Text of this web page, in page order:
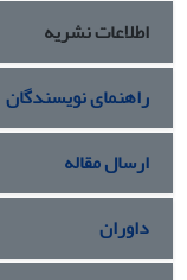
اطلاعات نشریه
راهنمای نویسندگان
ارسال مقاله
داوران